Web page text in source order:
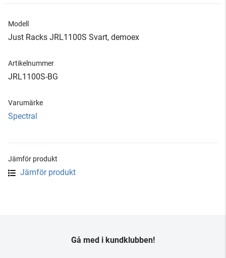
Modell
Just Racks JRL1100S Svart, demoex
Artikelnummer
JRL1100S-BG
Varumärke
Spectral
Jämför produkt
Jämför produkt
Gå med i kundklubben!